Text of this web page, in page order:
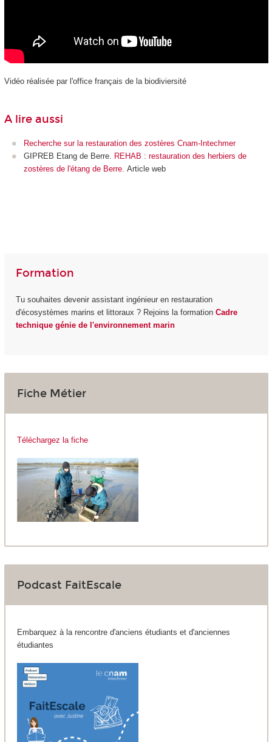
Vidéo réalisée par l'office français de la biodiviersité
A lire aussi
Recherche sur la restauration des zostères Cnam-Intechmer
GIPREB Etang de Berre. REHAB : restauration des herbiers de
zostères de l'étang de Berre. Article web
Formation
Tu souhaites devenir assistant ingénieur en restauration
d'écosystèmes marins et littoraux ? Rejoins la formation Cadre
technique génie de l'environnement marin
Fiche Métier
Téléchargez la fiche
Podcast FaitEscale
Embarquez à la rencontre d'anciens étudiants et d'anciennes
étudiantes